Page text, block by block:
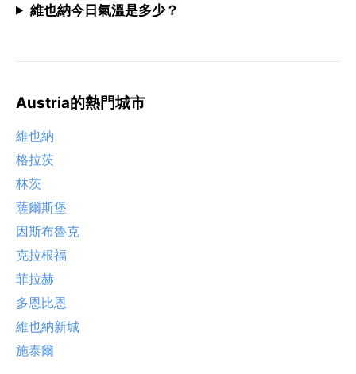
維也納今日氣溫是多少？
Austria的熱門城市
維也納
格拉茨
林茨
薩爾斯堡
因斯布魯克
克拉根福
菲拉赫
多恩比恩
維也納新城
施泰爾